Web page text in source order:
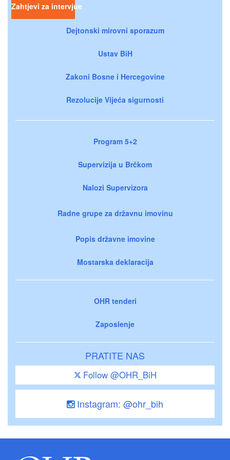
Zahtjevi za intervjue
Dejtonski mirovni sporazum
Ustav BiH
Zakoni Bosne i Hercegovine
Rezolucije Vijeća sigurnosti
Program 5+2
Supervizija u Brčkom
Nalozi Supervizora
Radne grupe za državnu imovinu
Popis državne imovine
Mostarska deklaracija
OHR tenderi
Zaposlenje
PRATITE NAS
Follow @OHR_BiH
Instagram: @ohr_bih